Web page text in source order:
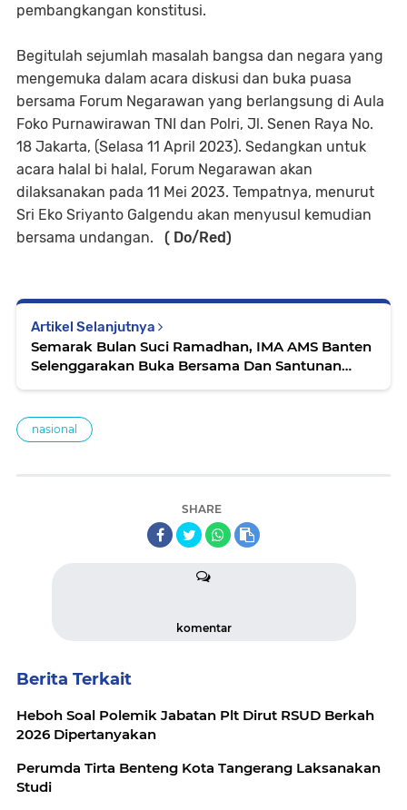
pembangkangan konstitusi.
Begitulah sejumlah masalah bangsa dan negara yang
mengemuka dalam acara diskusi dan buka puasa
bersama Forum Negarawan yang berlangsung di Aula
Foko Purnawirawan TNI dan Polri, Jl. Senen Raya No.
18 Jakarta, (Selasa 11 April 2023). Sedangkan untuk
acara halal bi halal, Forum Negarawan akan
dilaksanakan pada 11 Mei 2023. Tempatnya, menurut
Sri Eko Sriyanto Galgendu akan menyusul kemudian
bersama undangan.
( Do/Red)
Artikel Selanjutnya
Semarak Bulan Suci Ramadhan, IMA AMS Banten
Selenggarakan Buka Bersama Dan Santunan
nasional
SHARE
komentar
Berita Terkait
Heboh Soal Polemik Jabatan Plt Dirut RSUD Berkah
2026 Dipertanyakan
Perumda Tirta Benteng Kota Tangerang Laksanakan
Studi